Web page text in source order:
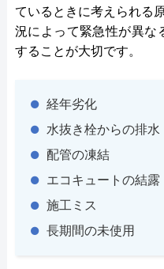
ているときに考えられる
況によって緊急性が異な
することが大切です。
経年劣化
水抜き栓からの排水
配管の凍結
エコキュートの結露
施工ミス
長期間の未使用